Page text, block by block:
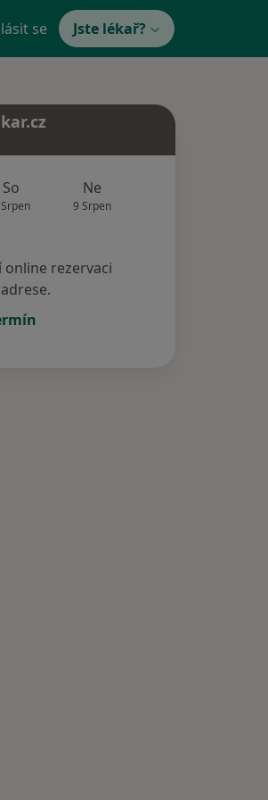
se Jste lékař?
So Ne
9 Srpen
online rezervaci